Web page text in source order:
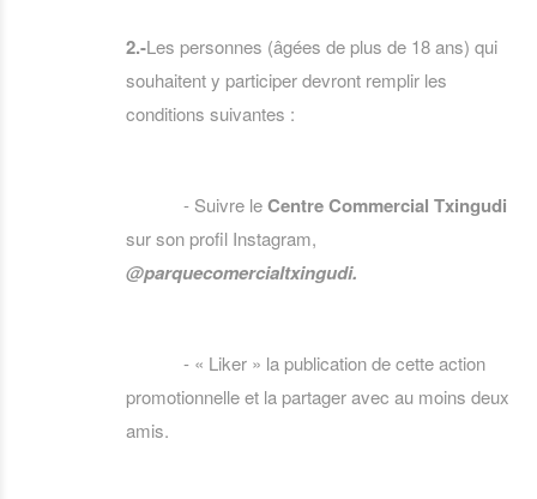
2.-Les personnes (âgées de plus de 18 ans) qui
souhaitent y participer devront remplir les
conditions suivantes :
- Suivre leCentre Commercial Txingudi
sur son profil Instagram,
@parquecomercialtxingudi.
- « Liker » la publication de cette action
promotionnelle et la partager avec au moins deux
amis.